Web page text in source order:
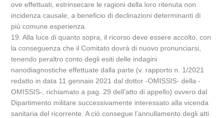
ove effettuati, estrinsecare le ragioni della loro ritenuta non
incidenza causale, a beneficio di declinazioni determinanti di
più comune esperienza.
19. Alla luce di quanto sopra, il ricorso deve essere accolto, con
la conseguenza che il Comitato dovrà di nuovo pronunciarsi,
tenendo peraltro conto degli esiti delle indagini
nanodiagnostiche effettuate dalla parte (v. rapporto n. 1/2021
redatto in data 11 gennaio 2021 dal dottor -OMISSIS- della -
OMISSIS-, richiamato a pag. 29 dell’atto di appello) ovvero dal
Dipartimento militare successivamente interessato alla vicenda
sanitaria del ricorrente. A ciò consegue l’annullamento degli atti